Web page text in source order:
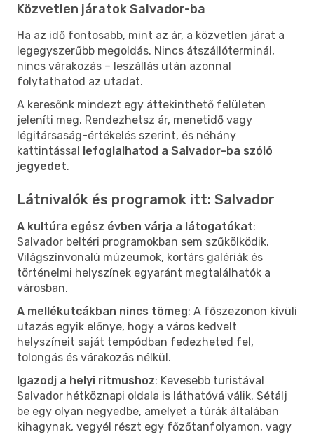
Közvetlen járatok Salvador-ba
Ha az idő fontosabb, mint az ár, a közvetlen járat a
legegyszerűbb megoldás. Nincs átszállóterminál,
nincs várakozás – leszállás után azonnal
folytathatod az utadat.
A keresőnk mindezt egy áttekinthető felületen
jeleníti meg. Rendezhetsz ár, menetidő vagy
légitársaság-értékelés szerint, és néhány
kattintással lefoglalhatod a Salvador-ba szóló
jegyedet.
Látnivalók és programok itt: Salvador
A kultúra egész évben várja a látogatókat:
Salvador beltéri programokban sem szűkölködik.
Világszínvonalú múzeumok, kortárs galériák és
történelmi helyszínek egyaránt megtalálhatók a
városban.
A mellékutcákban nincs tömeg: A főszezonon kívüli
utazás egyik előnye, hogy a város kedvelt
helyszíneit saját tempódban fedezheted fel,
tolongás és várakozás nélkül.
Igazodj a helyi ritmushoz: Kevesebb turistával
Salvador hétköznapi oldala is láthatóvá válik. Sétálj
be egy olyan negyedbe, amelyet a túrák általában
kihagynak, vegyél részt egy főzőtanfolyamon, vagy